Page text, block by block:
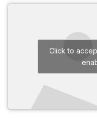
Click to